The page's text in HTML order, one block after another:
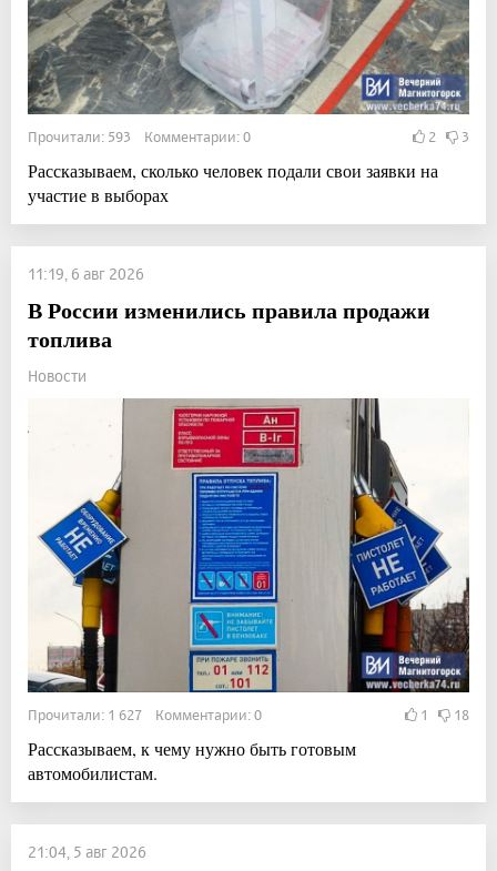
Прочитали: 593 Комментарии: 0 2 3
Рассказываем, сколько человек подали свои заявки на
участие в выборах
11:19, 6 авг 2026
В России изменились правила продажи
топлива
Новости
Прочитали: 1 627 Комментарии: 0 1 18
Рассказываем, к чему нужно быть готовым
автомобилистам.
21:04, 5 авг 2026